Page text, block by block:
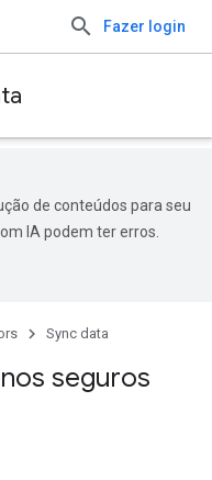
Fazer login
de conteúdos para seu
IA podem ter erros.
Sync data
seguros